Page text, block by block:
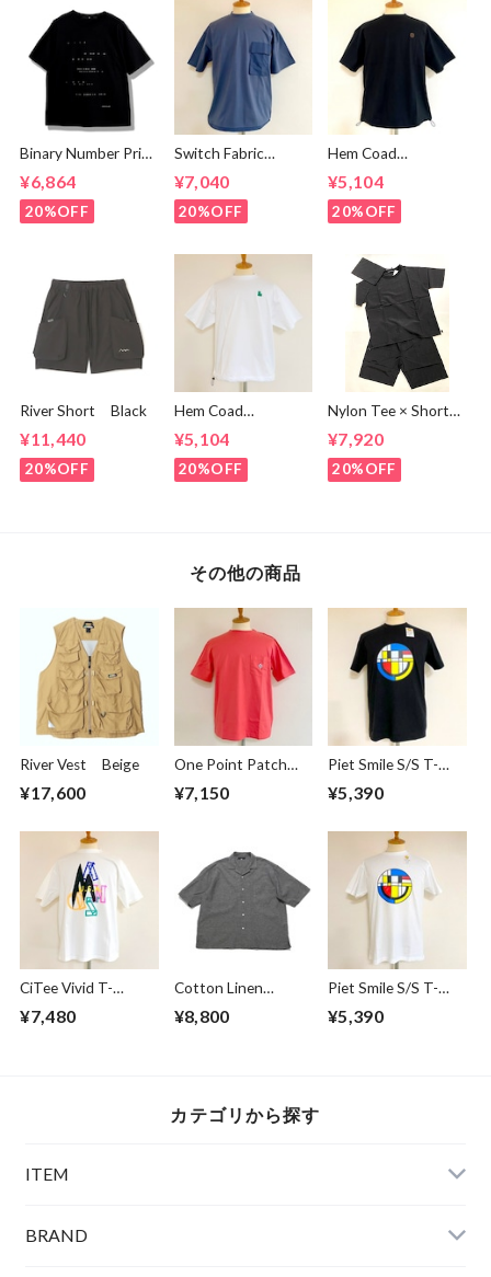
Binary Number Print
¥6,864
20%OFF
Switch Fabric
Ash Navy
¥7,040
20%OFF
Hem Coad
shirts Black /
Brown
¥5,104
20%OFF
River Short Black
¥11,440
20%OFF
Hem Coad
Embroidery T-
shirts White /
Green
¥5,104
20%OFF
Nylon Tee × Shorts
Set Up Black
¥7,920
20%OFF
その他の商品
River Vest Beige
¥17,600
One Point Patch
Pocket T-shirts
Sunset
¥7,150
Piet Smile S/S T-
shirts Black
¥5,390
CiTee Vivid T-
shirts White
¥7,480
Cotton Linen
Chambray Open
Collar Shirts Black
¥8,800
Piet Smile S/S T-
shirts White
¥5,390
カテゴリから探す
ITEM
BRAND